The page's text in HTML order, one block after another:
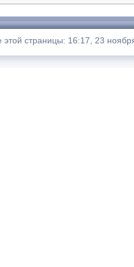
страницы: 16:17, 23